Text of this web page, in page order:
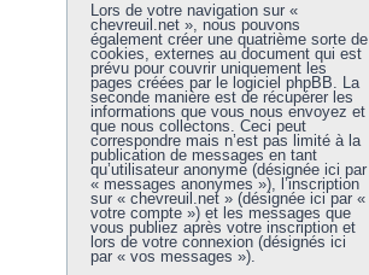
Lors de votre navigation sur «
chevreuil.net », nous pouvons
également créer une quatrième sorte de
cookies, externes au document qui est
prévu pour couvrir uniquement les
pages créées par le logiciel phpBB. La
seconde manière est de récupérer les
informations que vous nous envoyez et
que nous collectons. Ceci peut
correspondre mais n’est pas limité à la
publication de messages en tant
qu’utilisateur anonyme (désignée ici par
« messages anonymes »), l’inscription
sur « chevreuil.net » (désignée ici par «
votre compte ») et les messages que
vous publiez après votre inscription et
lors de votre connexion (désignés ici
par « vos messages »).